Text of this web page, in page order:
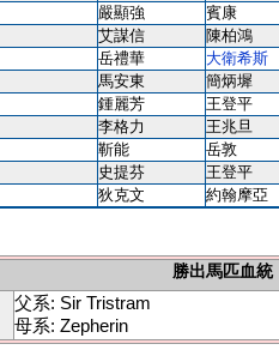
嚴顯強 賓康
艾謀信 陳柏鴻
岳禮華 大衛希斯
馬安東 簡炳墀
鍾麗芳 王登平
李格力 王兆旦
靳能 岳敦
史提芬 王登平
狄克文
約翰摩亞
勝出馬匹血統
父系: Sir Tristram
母系: Zepherin